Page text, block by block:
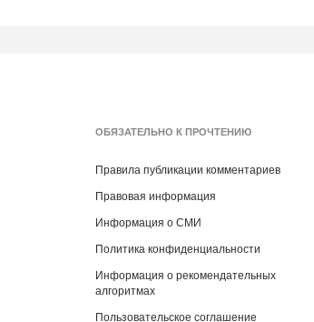
ОБЯЗАТЕЛЬНО К ПРОЧТЕНИЮ
Правила публикации комментариев
Правовая информация
Информация о СМИ
Политика конфиденциальности
Информация о рекомендательных
алгоритмах
Пользовательское соглашение